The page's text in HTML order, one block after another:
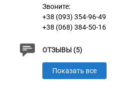
Звоните:
+38 (093) 354-96-49
+38 (068) 384-50-16
ОТЗЫВЫ (5)
Показать все